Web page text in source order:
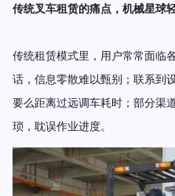
传统叉车租赁的痛点，机械星球
传统租赁模式里，用户常常面临
话，信息零散难以甄别；联系到
要么距离过远调车耗时；部分渠
琐，耽误作业进度。